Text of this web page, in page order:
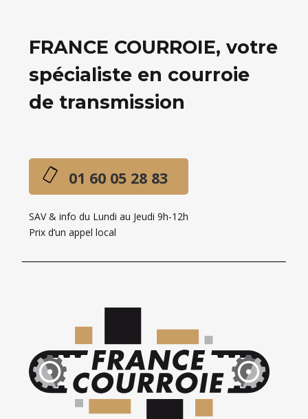
FRANCE COURROIE, votre
spécialiste en courroie
de transmission
01 60 05 28 83
SAV & info du Lundi au Jeudi 9h-12h
Prix d’un appel local